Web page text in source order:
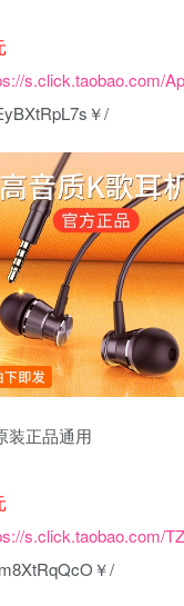
s.click.taobao.com/
￥/
装正品通用
s.click.taobao.com/
￥/